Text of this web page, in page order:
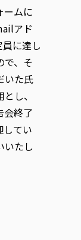
ームに
アド
に達し
で、そ
いた氏
し、
会終了
してい
いたし